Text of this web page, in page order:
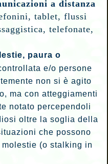
a distanza
tablet, flussi
telefonate,
paura o
e/o persone
non si è agito
ma con atteggiamenti
notato percependoli
oltre la soglia della
che possono
(o stalking in